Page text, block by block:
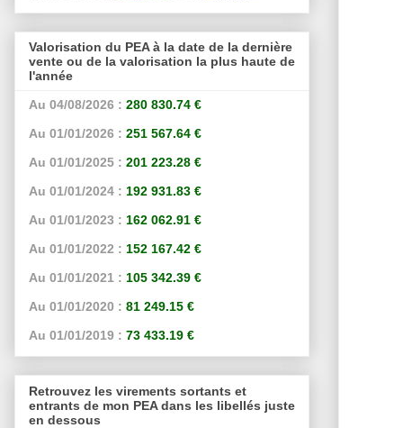
Valorisation du PEA à la date de la dernière
vente ou de la valorisation la plus haute de
l'année
Au 04/08/2026 : 280 830.74 €
Au 01/01/2026 : 251 567.64 €
Au 01/01/2025 : 201 223.28 €
Au 01/01/2024 : 192 931.83 €
Au 01/01/2023 : 162 062.91 €
Au 01/01/2022 : 152 167.42 €
Au 01/01/2021 : 105 342.39 €
Au 01/01/2020 : 81 249.15 €
Au 01/01/2019 : 73 433.19 €
Retrouvez les virements sortants et
entrants de mon PEA dans les libellés juste
en dessous